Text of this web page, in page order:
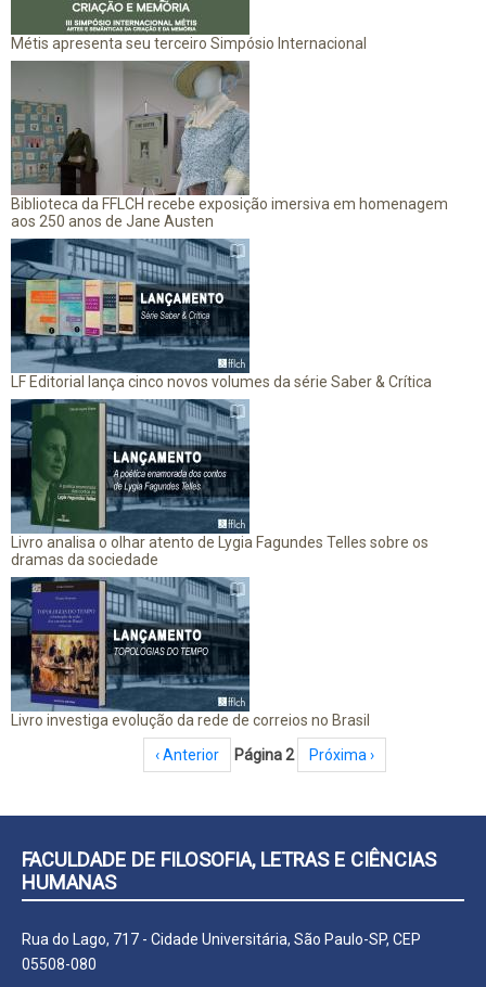
Métis apresenta seu terceiro Simpósio Internacional
Biblioteca da FFLCH recebe exposição imersiva em homenagem
aos 250 anos de Jane Austen
LF Editorial lança cinco novos volumes da série Saber & Crítica
Livro analisa o olhar atento de Lygia Fagundes Telles sobre os
dramas da sociedade
Livro investiga evolução da rede de correios no Brasil
Página anterior
‹ Anterior Página 2 Próxima página
Próxima ›
FACULDADE DE FILOSOFIA, LETRAS E CIÊNCIAS
HUMANAS
Rua do Lago, 717 - Cidade Universitária, São Paulo-SP, CEP
05508-080